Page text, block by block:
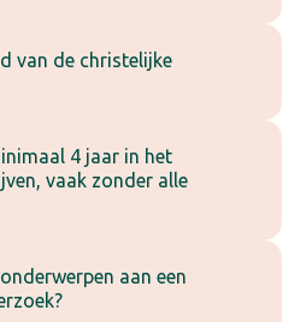
van de christelijke
4 jaar in het
vaak zonder alle
aan een